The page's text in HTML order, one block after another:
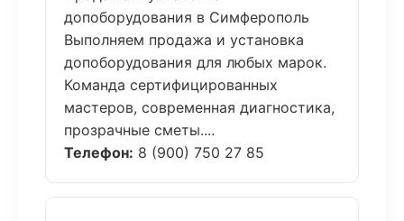
допоборудования в Симферополь
Выполняем продажа и установка
допоборудования для любых марок.
Команда сертифицированных
мастеров, современная диагностика,
прозрачные сметы....
Телефон: 8 (900) 750 27 85